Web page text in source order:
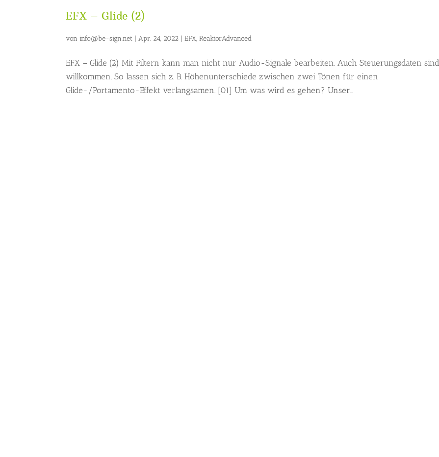
EFX – Glide (2)
von info@be-sign.net |Apr. 24, 2022 |EFX,ReaktorAdvanced
EFX – Glide (2) Mit Filtern kann man nicht nur Audio-Signale bearbeiten. Auch Steuerungsdaten sind
willkommen. So lassen sich z. B. Höhenunterschiede zwischen zwei Tönen für einen
Glide-/Portamento-Effekt verlangsamen. [01] Um was wird es gehen? Unser...